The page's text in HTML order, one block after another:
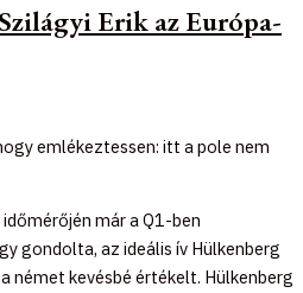
Erik az Európa-
emlékeztessen: itt a pole nem
már a Q1-ben
gondolta, az ideális ív Hülkenberg
német kevésbé értékelt. Hülkenberg